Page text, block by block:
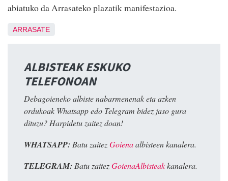
abiatuko da Arrasateko plazatik manifestazioa.
ARRASATE
ALBISTEAK ESKUKO
TELEFONOAN
Debagoieneko albiste nabarmenenak eta azken
ordukoak Whatsapp edo Telegram bidez jaso gura
dituzu? Harpidetu zaitez doan!
WHATSAPP: Batu zaitezGoienaalbisteen kanalera.
TELEGRAM: Batu zaitezGoienaAlbisteakkanalera.